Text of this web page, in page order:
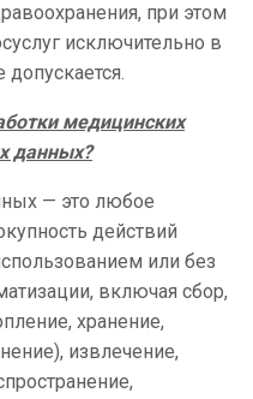
при этом
исключительно в
медицинских
данных?
— это любое
действий
или без
включая сбор,
хранение,
извлечение,